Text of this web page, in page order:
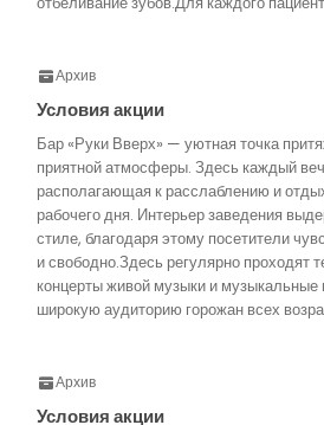
Архив
Условия акции
Бар «Руки Вверх» — уютная точка
приятной атмосферы. Здесь каждый
располагающая к расслаблению и
рабочего дня. Интерьер заведения
стиле, благодаря этому посетители
и свободно.Здесь регулярно проходят
концерты живой музыки и
широкую аудиторию горожан всех
Архив
Условия акции